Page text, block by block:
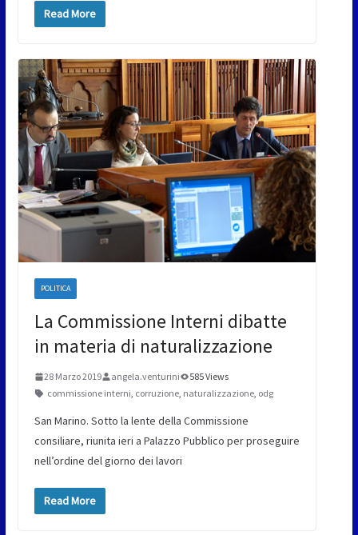
Read More
POLITICA
La Commissione Interni dibatte
in materia di naturalizzazione
28 Marzo 2019 angela.venturini
585 Views
commissione interni, corruzione, naturalizzazione, odg
San Marino. Sotto la lente della Commissione
consiliare, riunita ieri a Palazzo Pubblico per proseguire
nell’ordine del giorno dei lavori
Read More